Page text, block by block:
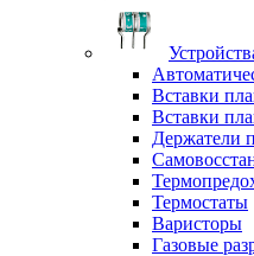
Вставки
Вставки
Держатели
Термостаты
Варисторы
Газовые